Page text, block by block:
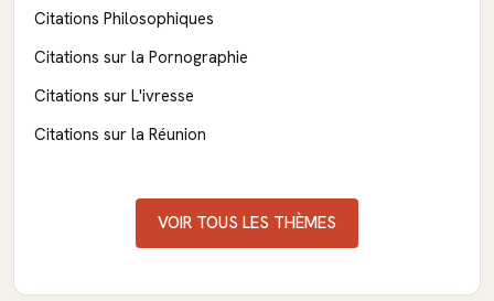
Citations Philosophiques
Citations sur la Pornographie
Citations sur L'ivresse
Citations sur la Réunion
VOIR TOUS LES THÈMES